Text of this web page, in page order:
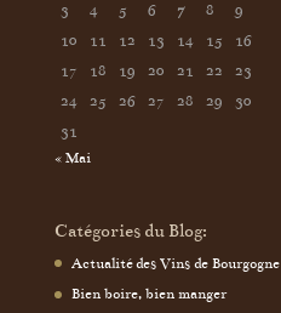
3
4 5 6 7 8
9
10
11 12 13 14 15
16
17
18 19 20 21 22
23
24
25 26 27 28 29
30
31
« Mai
Catégories du Blog:
Actualité des Vins de Bourgogne
Bien boire, bien manger